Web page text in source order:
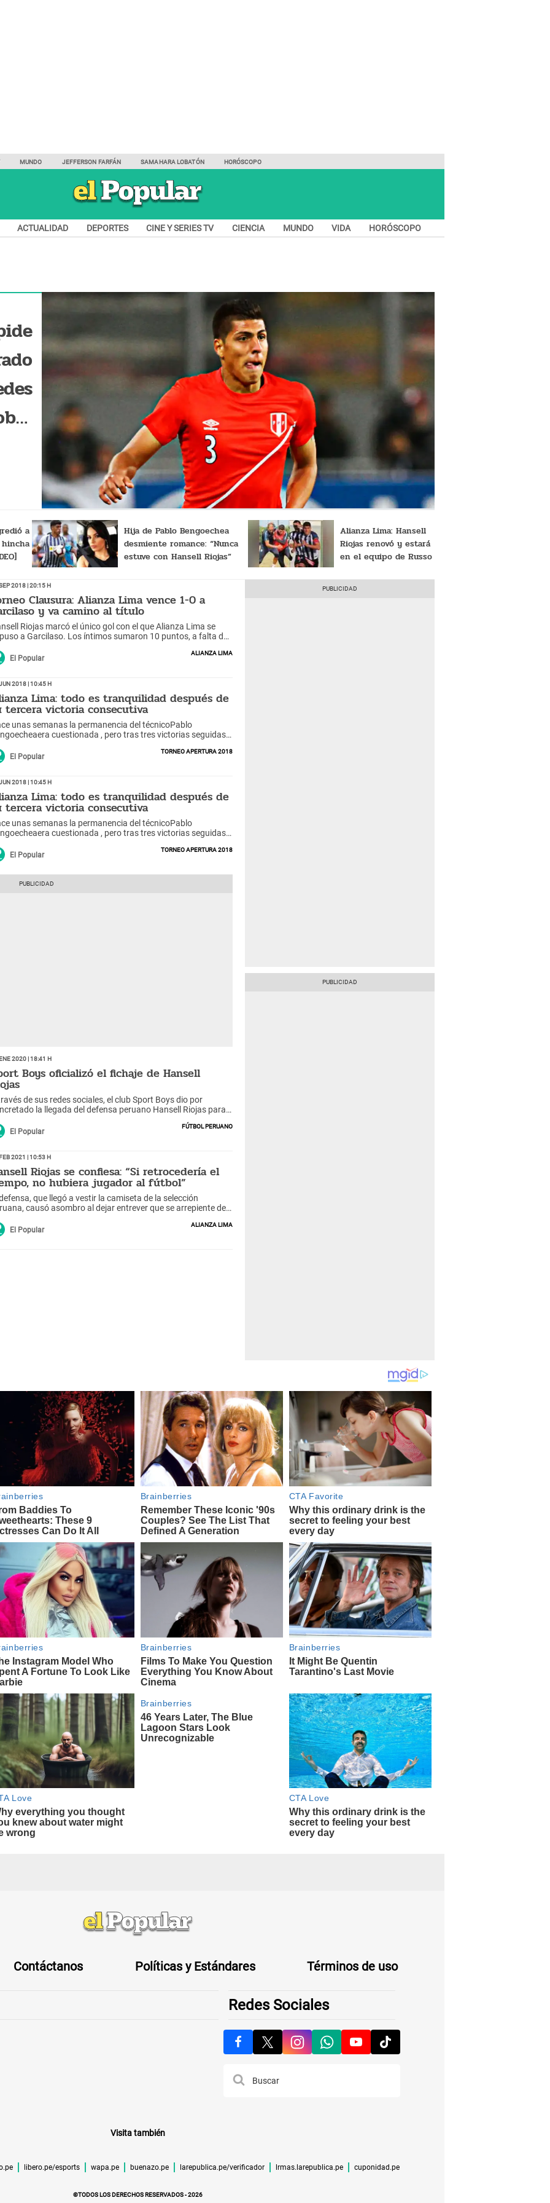
MUNDO JEFFERSON FARFÁN SAMAHARA LOBATÓN HORÓSCOPO
ACTUALIDAD DEPORTES CINE Y SERIES TV CIENCIA MUNDO VIDA HORÓSCOPO
a
Hija de Pablo Bengoechea
desmiente romance: “Nunca
estuve con Hansell Riojas”
Alianza Lima: Hansell
Riojas renovó y estará
en el equipo de Russo
2018 | 20:15 h
Clausura: Alianza Lima vence 1-0 a
y va camino al título
Riojas marcó el único gol con el que Alianza Lima se
a Garcilaso. Los íntimos sumaron 10 puntos, a falta de
El Popular
Alianza Lima
2018 | 10:45 h
Lima: todo es tranquilidad después de
tercera victoria consecutiva
unas semanas la permanencia del técnicoPablo
cuestionada , pero tras tres victorias seguidas
a la tranquilidad.
El Popular
Torneo Apertura 2018
2018 | 10:45 h
Lima: todo es tranquilidad después de
tercera victoria consecutiva
unas semanas la permanencia del técnicoPablo
cuestionada , pero tras tres victorias seguidas
a la tranquilidad.
El Popular
Torneo Apertura 2018
2020 | 18:41 h
Boys oficializó el fichaje de Hansell
de sus redes sociales, el club Sport Boys dio por
la llegada del defensa peruano Hansell Riojas para
El Popular
Fútbol peruano
2021 | 10:53 h
Riojas se confiesa: “Si retrocedería el
no hubiera jugador al fútbol”
que llegó a vestir la camiseta de la selección
causó asombro al dejar entrever que se arrepiente de
El Popular
Alianza Lima
Contáctanos Políticas y Estándares Términos de uso
Redes Sociales
Visita también
libero.pe/esports wapa.pe buenazo.pe larepublica.pe/verificador lrmas.larepublica.pe cuponidad.pe
©TODOS LOS DERECHOS RESERVADOS -2026